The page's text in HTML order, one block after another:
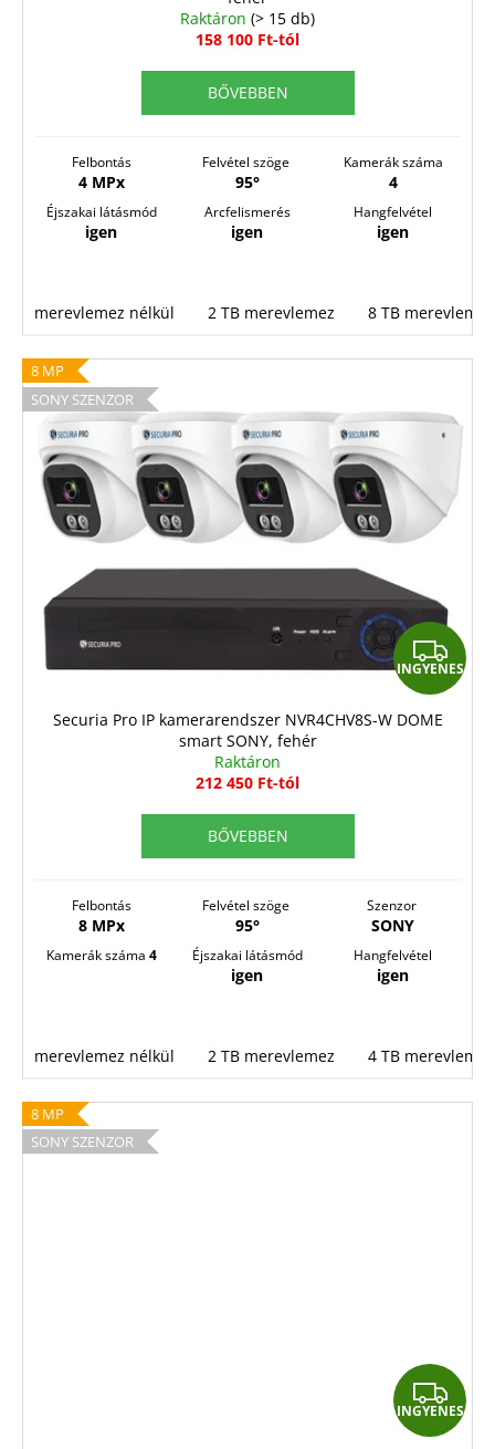
Raktáron (> 15 db)
158 100 Ft-tól
BŐVEBBEN
Felbontás
4 MPx
Felvétel szöge
95°
Kamerák száma
4
Éjszakai látásmód
igen
Arcfelismerés
igen
Hangfelvétel
igen
merevlemez nélkül 2 TB merevlemez 8 TB merevlemez
8 MP
SONY SZENZOR
I
N
INGYENES
Securia Pro IP kamerarendszer NVR4CHV8S-W DOME
smart SONY, fehér
Raktáron
212 450 Ft-tól
BŐVEBBEN
Felbontás
8 MPx
Felvétel szöge
95°
Szenzor
SONY
Kamerák száma 4 Éjszakai látásmód
igen
Hangfelvétel
igen
merevlemez nélkül 2 TB merevlemez 4 TB merevlemez
8 MP
SONY SZENZOR
I
N
INGYENES